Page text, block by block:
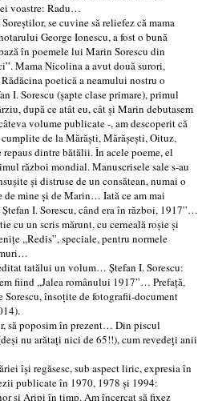
voastre: Radu…
se cuvine să reliefez că mama
George Ionescu, a fost o bună
în poemele lui Marin Sorescu din
Mama Nicolina a avut două surori,
poetică a neamului nostru o
I. Sorescu (şapte clase primare), primul
după ce atât eu, cât şi Marin debutasem
volume publicate -, am descoperit că
de la Mărăşti, Mărăşeşti, Oituz,
repaus dintre bătălii. În acele poeme, el
război mondial. Manuscrisele sale s-au
şi distruse de un consătean, numai o
de mine şi de Marin… Iată ce am mai
I. Sorescu, când era în război, 1917”…
cu un scris mărunt, cu cerneală roşie şi
,,Redis”, speciale, pentru normele
tatălui un volum… Ştefan I. Sorescu:
fiind ,,Jalea românului 1917”… Prefaţă,
însoţite de fotografii-document
să poposim în prezent… Din piscul
nu arătaţi nici de 65!!), cum revedeţi anii
îşi regăsesc, sub aspect liric, expresia în
publicate în 1970, 1978 şi 1994:
şi Aripi în timp. Am încercat să fixez